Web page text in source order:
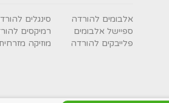
אלבומים להורדה
סינגלים
ספיישל אלבומים
רמיקסים
פלייבקים להורדה
מוזיקה